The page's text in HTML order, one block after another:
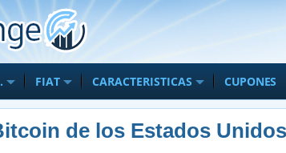
FIAT CARACTERISTICAS CUPONES
de los Estados Unidos